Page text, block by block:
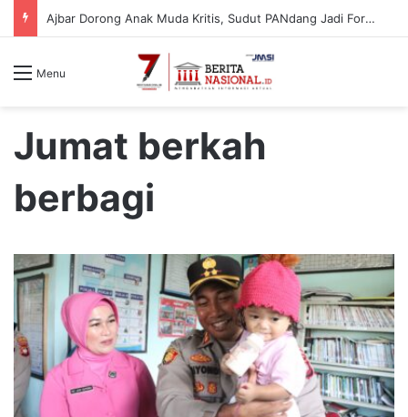
Telkom Indonesia Tanam 10.000 Bibit Lamun di Situbondo, Dorong Pemulihan Ekosistem Pesisir
Menu
Jumat berkah
berbagi